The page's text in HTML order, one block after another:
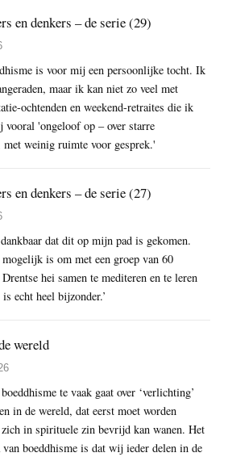
en denkers – de serie (29)
is voor mij een persoonlijke tocht. Ik
maar ik kan niet zo veel met
ochtenden en weekend-retraites die ik
vooral 'ongeloof op – over starre
weinig ruimte voor gesprek.'
en denkers – de serie (27)
dat dit op mijn pad is gekomen.
is om met een groep van 60
hei samen te mediteren en te leren
echt heel bijzonder.’
wereld
te vaak gaat over ‘verlichting’
in de wereld, dat eerst moet worden
in spirituele zin bevrijd kan wanen. Het
boeddhisme is dat wij ieder delen in de